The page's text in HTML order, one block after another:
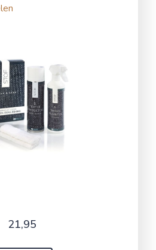
21,95